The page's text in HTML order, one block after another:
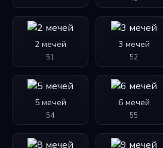
2 мечей
51
3 мечей
52
5 мечей
54
6 мечей
55